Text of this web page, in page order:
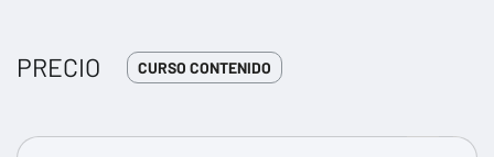
PRECIO CURSO CONTENIDO